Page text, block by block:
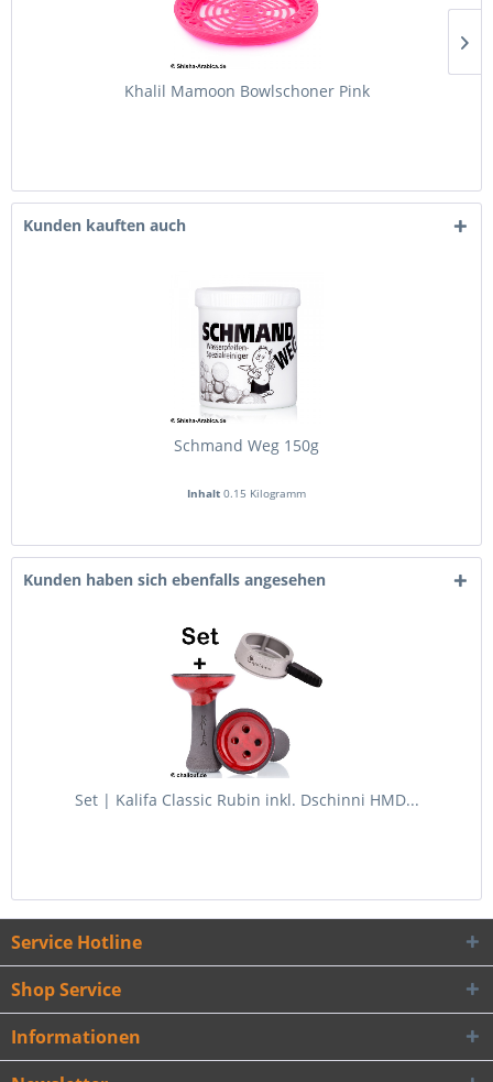
Khalil Mamoon Bowlschoner Pink
Kunden kauften auch
Schmand Weg 150g
Inhalt 0.15 Kilogramm
Kunden haben sich ebenfalls angesehen
Set | Kalifa Classic Rubin inkl. Dschinni HMD...
Service Hotline
Shop Service
Informationen